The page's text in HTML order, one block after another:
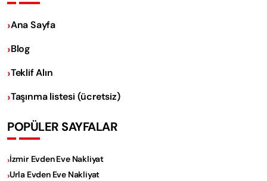
Ana Sayfa
Blog
Teklif Alın
Taşınma listesi (ücretsiz)
POPÜLER SAYFALAR
İzmir Evden Eve Nakliyat
Urla Evden Eve Nakliyat